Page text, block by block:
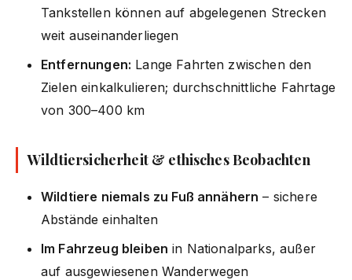
Tankstellen können auf abgelegenen Strecken
weit auseinanderliegen
Entfernungen: Lange Fahrten zwischen den
Zielen einkalkulieren; durchschnittliche Fahrtage
von 300–400 km
Wildtiersicherheit & ethisches Beobachten
Wildtiere niemals zu Fuß annähern – sichere
Abstände einhalten
Im Fahrzeug bleiben in Nationalparks, außer
auf ausgewiesenen Wanderwegen